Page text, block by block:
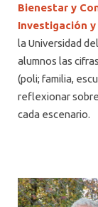
Bienestar y
Investigación y
la Universidad
alumnos las
(poli; familia,
reflexionar
cada escenario.